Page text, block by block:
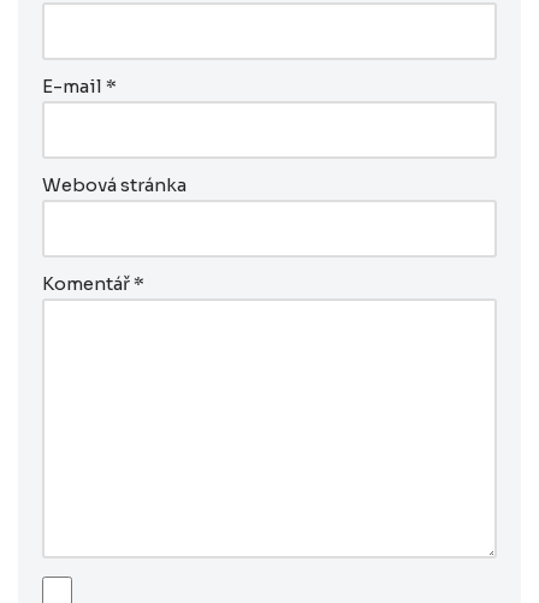
E-mail *
Webová stránka
Komentář *